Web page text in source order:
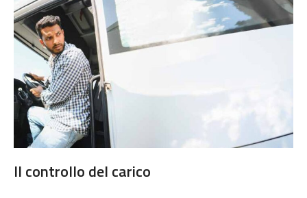
Il controllo del carico